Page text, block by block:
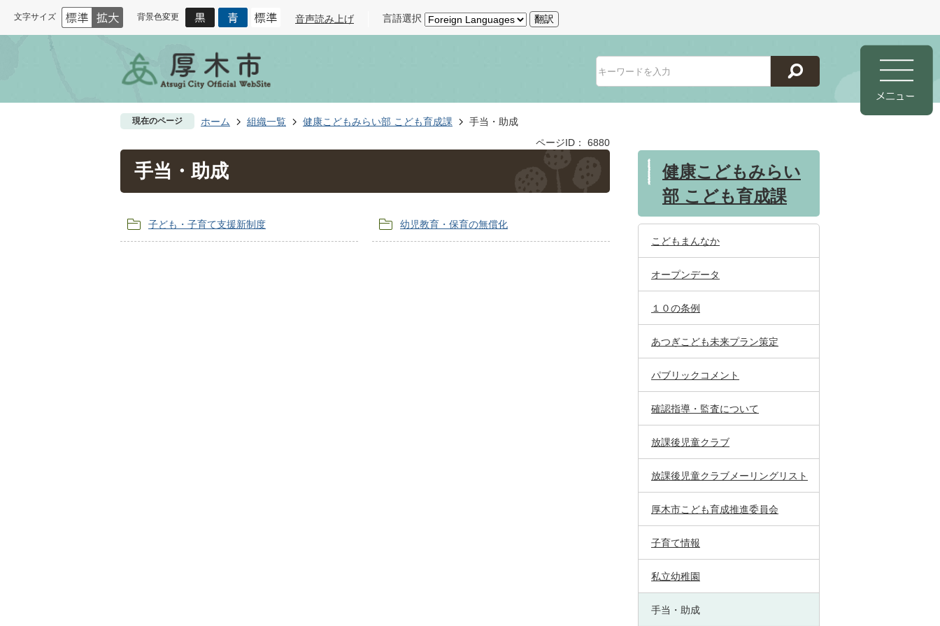
文字サイズ 背景色変更 音声読み上げ 言語選択 翻訳
現在のページ ホーム 組織一覧 健康こどもみらい部 こども育成課
手当・助成
ページID：
6880
手当・助成
子ども・子育て支援新制度 幼児教育・保育の無償化
健康こどもみらい
部 こども育成課
こどもまんなか
オープンデータ
１０の条例
あつぎこども未来プラン策定
パブリックコメント
確認指導・監査について
放課後児童クラブ
放課後児童クラブメーリングリスト
厚木市こども育成推進委員会
子育て情報
私立幼稚園
手当・助成